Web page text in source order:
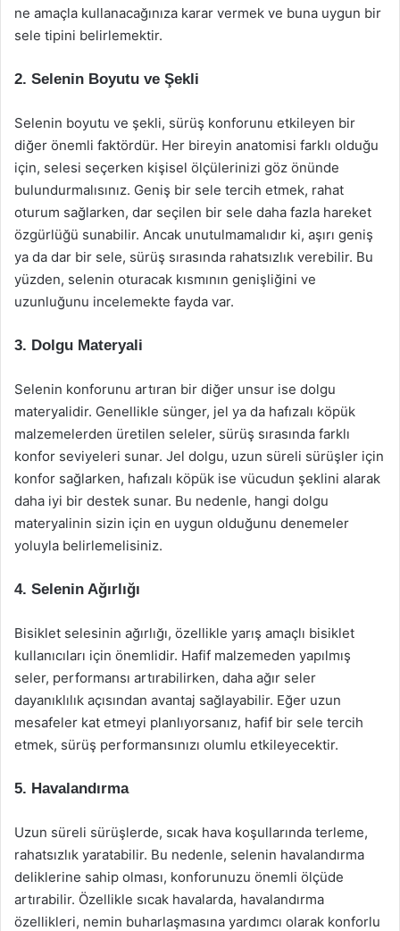
ne amaçla kullanacağınıza karar vermek ve buna uygun bir
sele tipini belirlemektir.
2. Selenin Boyutu ve Şekli
Selenin boyutu ve şekli, sürüş konforunu etkileyen bir
diğer önemli faktördür. Her bireyin anatomisi farklı olduğu
için, selesi seçerken kişisel ölçülerinizi göz önünde
bulundurmalısınız. Geniş bir sele tercih etmek, rahat
oturum sağlarken, dar seçilen bir sele daha fazla hareket
özgürlüğü sunabilir. Ancak unutulmamalıdır ki, aşırı geniş
ya da dar bir sele, sürüş sırasında rahatsızlık verebilir. Bu
yüzden, selenin oturacak kısmının genişliğini ve
uzunluğunu incelemekte fayda var.
3. Dolgu Materyali
Selenin konforunu artıran bir diğer unsur ise dolgu
materyalidir. Genellikle sünger, jel ya da hafızalı köpük
malzemelerden üretilen seleler, sürüş sırasında farklı
konfor seviyeleri sunar. Jel dolgu, uzun süreli sürüşler için
konfor sağlarken, hafızalı köpük ise vücudun şeklini alarak
daha iyi bir destek sunar. Bu nedenle, hangi dolgu
materyalinin sizin için en uygun olduğunu denemeler
yoluyla belirlemelisiniz.
4. Selenin Ağırlığı
Bisiklet selesinin ağırlığı, özellikle yarış amaçlı bisiklet
kullanıcıları için önemlidir. Hafif malzemeden yapılmış
seler, performansı artırabilirken, daha ağır seler
dayanıklılık açısından avantaj sağlayabilir. Eğer uzun
mesafeler kat etmeyi planlıyorsanız, hafif bir sele tercih
etmek, sürüş performansınızı olumlu etkileyecektir.
5. Havalandırma
Uzun süreli sürüşlerde, sıcak hava koşullarında terleme,
rahatsızlık yaratabilir. Bu nedenle, selenin havalandırma
deliklerine sahip olması, konforunuzu önemli ölçüde
artırabilir. Özellikle sıcak havalarda, havalandırma
özellikleri, nemin buharlaşmasına yardımcı olarak konforlu